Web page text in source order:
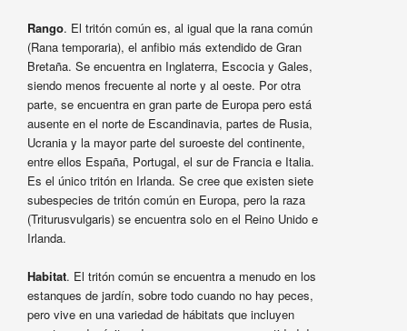
Rango. El tritón común es, al igual que la rana común
(Rana temporaria), el anfibio más extendido de Gran
Bretaña. Se encuentra en Inglaterra, Escocia y Gales,
siendo menos frecuente al norte y al oeste. Por otra
parte, se encuentra en gran parte de Europa pero está
ausente en el norte de Escandinavia, partes de Rusia,
Ucrania y la mayor parte del suroeste del continente,
entre ellos España, Portugal, el sur de Francia e Italia.
Es el único tritón en Irlanda. Se cree que existen siete
subespecies de tritón común en Europa, pero la raza
(Triturusvulgaris) se encuentra solo en el Reino Unido e
Irlanda.
Habitat. El tritón común se encuentra a menudo en los
estanques de jardín, sobre todo cuando no hay peces,
pero vive en una variedad de hábitats que incluyen